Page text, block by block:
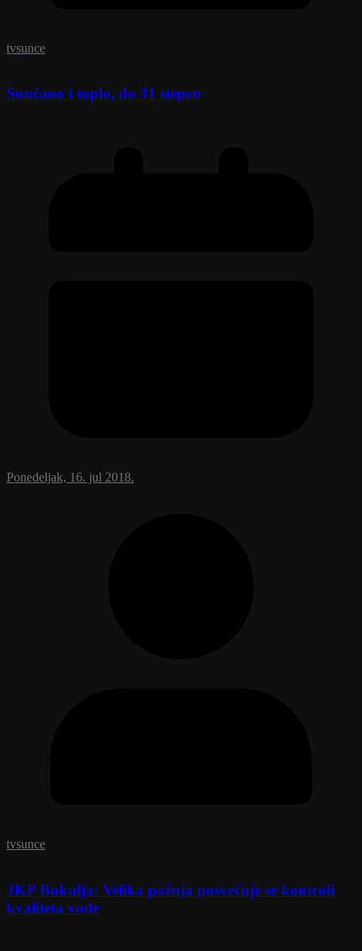
tvsunce
Sunčano i toplo, do 31 stepen
Ponedeljak, 16. jul 2018.
tvsunce
JKP Bukulja: Velika pažnja posvećuje se kontroli
kvaliteta vode